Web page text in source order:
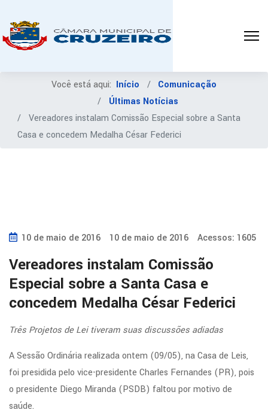
Você está aqui: Início
Comunicação
Últimas Notícias
Vereadores instalam Comissão Especial sobre a Santa
Casa e concedem Medalha César Federici
10 de maio de 2016 10 de maio de 2016 Acessos: 1605
Vereadores instalam Comissão
Especial sobre a Santa Casa e
concedem Medalha César Federici
Três Projetos de Lei tiveram suas discussões adiadas
A Sessão Ordinária realizada ontem (09/05), na Casa de Leis,
foi presidida pelo vice-presidente Charles Fernandes (PR), pois
o presidente Diego Miranda (PSDB) faltou por motivo de
saúde.